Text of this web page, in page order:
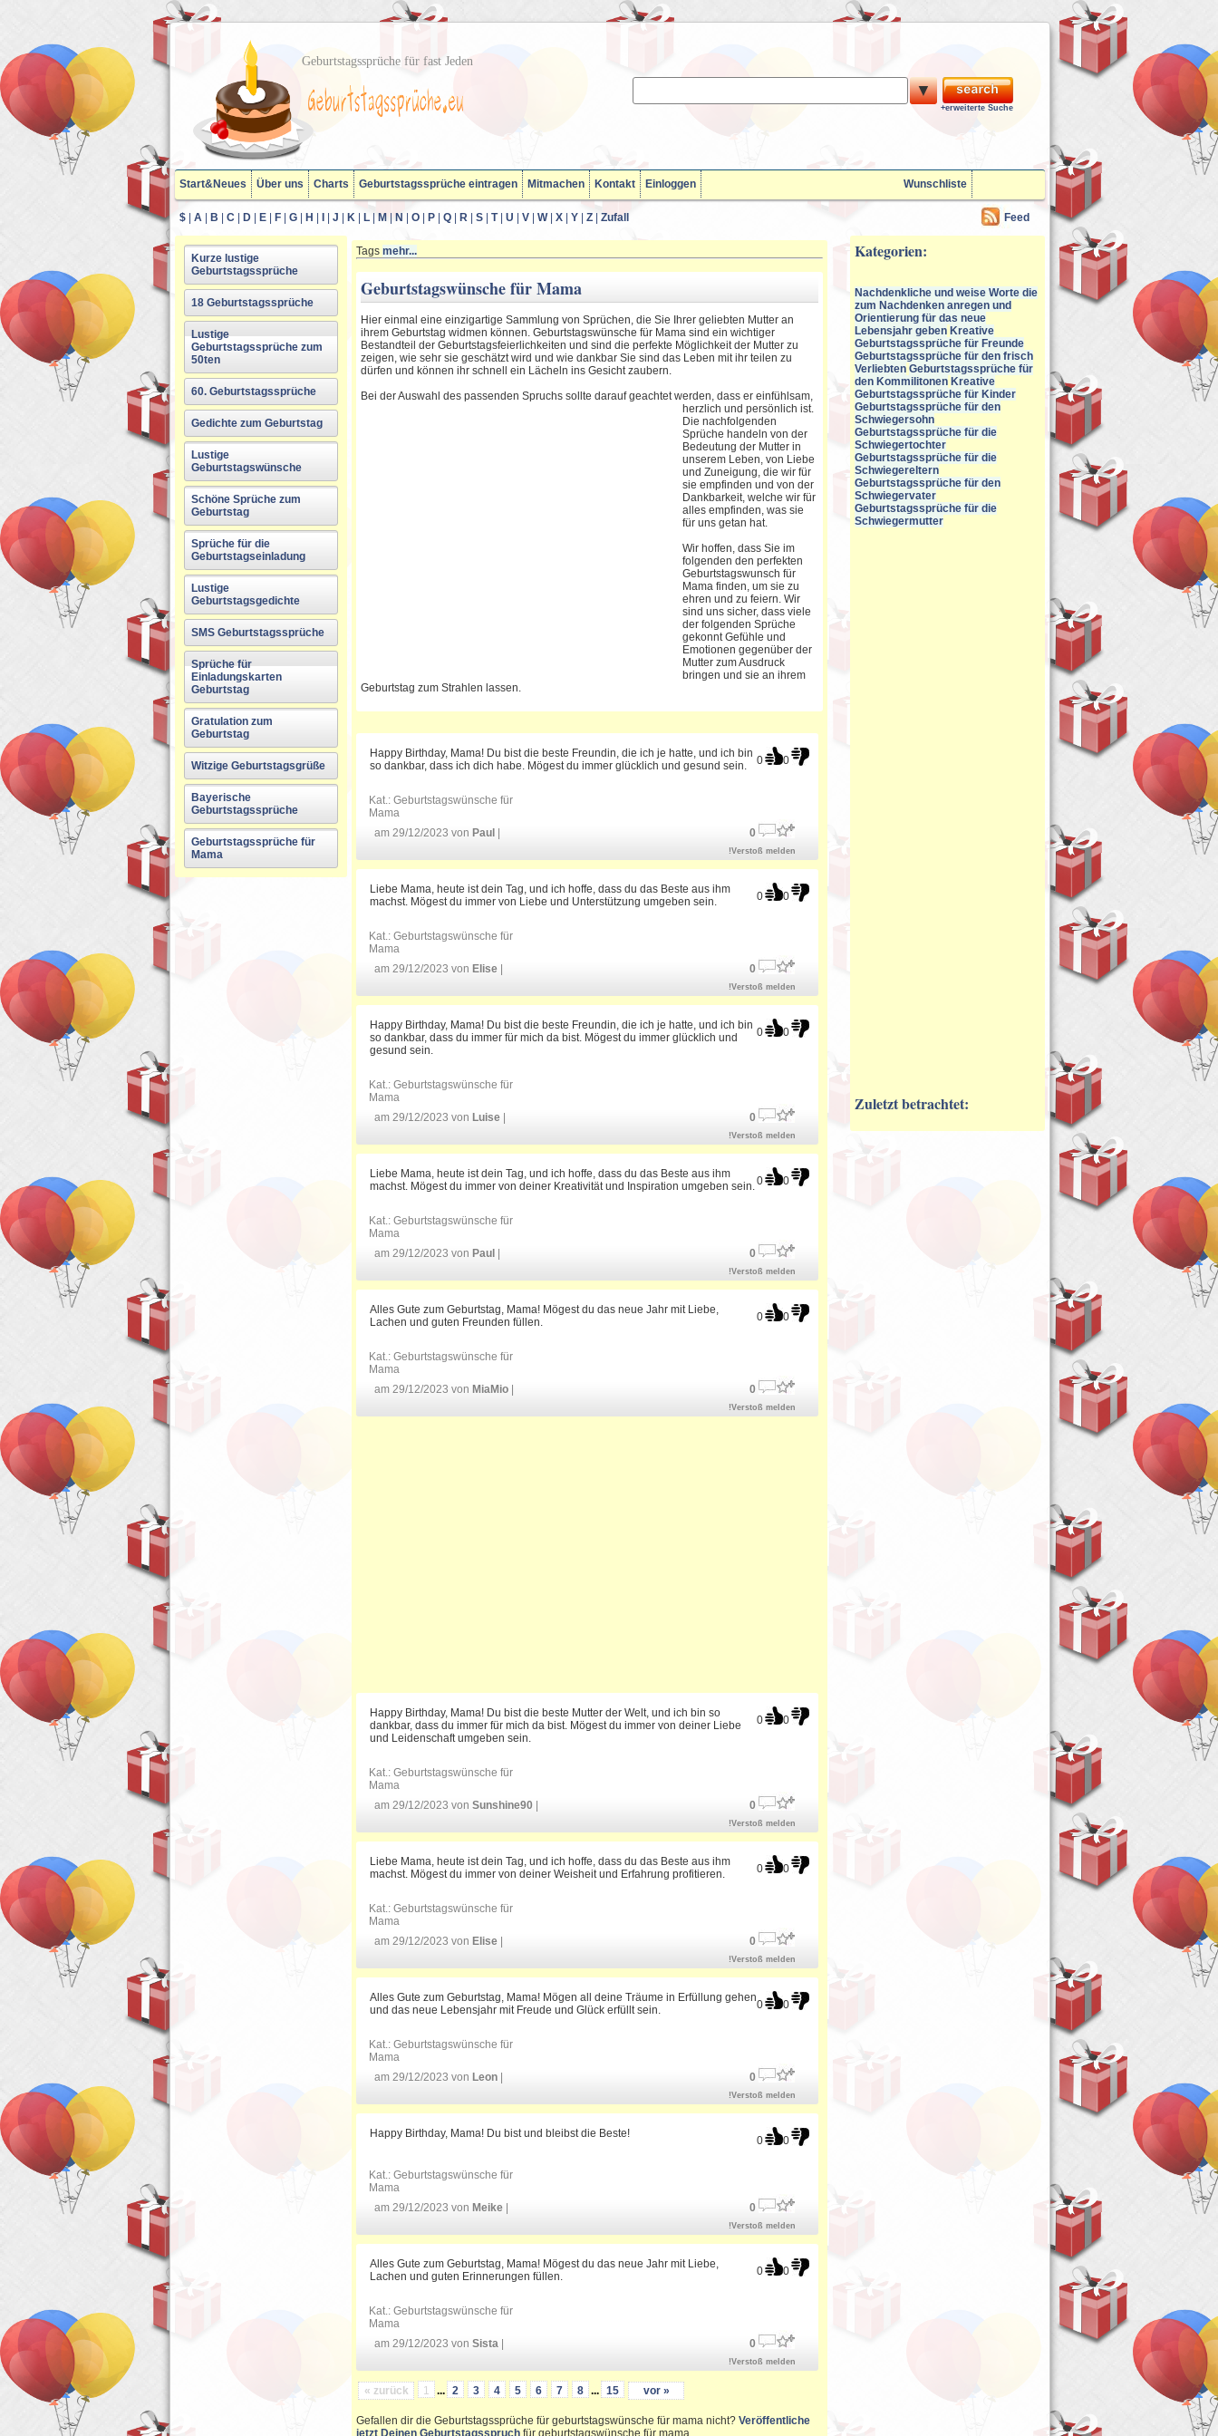
Geburtstagssprüche für fast Jeden
▼
+erweiterte Suche
Start&Neues Über uns Charts Geburtstagssprüche eintragen Mitmachen Kontakt Einloggen Wunschliste
$ A B C D E F G H J K L M N O P Q R S T| U V W| X Y Z Zufall Feed
Kurze lustige
Geburtstagssprüche
18 Geburtstagssprüche
Lustige
Geburtstagssprüche zum
50ten
60. Geburtstagssprüche
Gedichte zum Geburtstag
Lustige
Geburtstagswünsche
Schöne Sprüche zum
Geburtstag
Sprüche für die
Geburtstagseinladung
Lustige
Geburtstagsgedichte
SMS Geburtstagssprüche
Sprüche für
Einladungskarten
Geburtstag
Gratulation zum
Geburtstag
Witzige Geburtstagsgrüße
Bayerische
Geburtstagssprüche
Geburtstagssprüche für
Mama
Tags mehr...
Geburtstagswünsche für Mama
Hier einmal eine einzigartige Sammlung von Sprüchen, die Sie Ihrer geliebten Mutter an
ihrem Geburtstag widmen können. Geburtstagswünsche für Mama sind ein wichtiger
Bestandteil der Geburtstagsfeierlichkeiten und sind die perfekte Möglichkeit der Mutter zu
zeigen, wie sehr sie geschätzt wird und wie dankbar Sie sind das Leben mit ihr teilen zu
dürfen und können ihr schnell ein Lächeln ins Gesicht zaubern.
Bei der Auswahl des passenden Spruchs sollte darauf geachtet werden, dass er einfühlsam,
herzlich und persönlich ist.
Die nachfolgenden
Sprüche handeln von der
Bedeutung der Mutter in
unserem Leben, von Liebe
und Zuneigung, die wir für
sie empfinden und von der
Dankbarkeit, welche wir für
alles empfinden, was sie
für uns getan hat.
Wir hoffen, dass Sie im
folgenden den perfekten
Geburtstagswunsch für
Mama finden, um sie zu
ehren und zu feiern. Wir
sind uns sicher, dass viele
der folgenden Sprüche
gekonnt Gefühle und
Emotionen gegenüber der
Mutter zum Ausdruck
bringen und sie an ihrem
Geburtstag zum Strahlen lassen.
0 0
Happy Birthday, Mama! Du bist die beste Freundin, die ich je hatte, und ich bin
so dankbar, dass ich dich habe. Mögest du immer glücklich und gesund sein.
Kat.: Geburtstagswünsche für
Mama
am 29/12/2023 von Paul 0
!Verstoß melden
0 0
Liebe Mama, heute ist dein Tag, und ich hoffe, dass du das Beste aus ihm
machst. Mögest du immer von Liebe und Unterstützung umgeben sein.
Kat.: Geburtstagswünsche für
Mama
am 29/12/2023 von Elise 0
!Verstoß melden
0 0
Happy Birthday, Mama! Du bist die beste Freundin, die ich je hatte, und ich bin
so dankbar, dass du immer für mich da bist. Mögest du immer glücklich und
gesund sein.
Kat.: Geburtstagswünsche für
Mama
am 29/12/2023 von Luise 0
!Verstoß melden
0 0
Liebe Mama, heute ist dein Tag, und ich hoffe, dass du das Beste aus ihm
machst. Mögest du immer von deiner Kreativität und Inspiration umgeben sein.
Kat.: Geburtstagswünsche für
Mama
am 29/12/2023 von Paul 0
!Verstoß melden
0 0
Alles Gute zum Geburtstag, Mama! Mögest du das neue Jahr mit Liebe,
Lachen und guten Freunden füllen.
Kat.: Geburtstagswünsche für
Mama
am 29/12/2023 von MiaMio 0
!Verstoß melden
0 0
Happy Birthday, Mama! Du bist die beste Mutter der Welt, und ich bin so
dankbar, dass du immer für mich da bist. Mögest du immer von deiner Liebe
und Leidenschaft umgeben sein.
Kat.: Geburtstagswünsche für
Mama
am 29/12/2023 von Sunshine90 0
!Verstoß melden
0 0
Liebe Mama, heute ist dein Tag, und ich hoffe, dass du das Beste aus ihm
machst. Mögest du immer von deiner Weisheit und Erfahrung profitieren.
Kat.: Geburtstagswünsche für
Mama
am 29/12/2023 von Elise 0
!Verstoß melden
0 0
Alles Gute zum Geburtstag, Mama! Mögen all deine Träume in Erfüllung gehen
und das neue Lebensjahr mit Freude und Glück erfüllt sein.
Kat.: Geburtstagswünsche für
Mama
am 29/12/2023 von Leon 0
!Verstoß melden
0 0
Happy Birthday, Mama! Du bist und bleibst die Beste!
Kat.: Geburtstagswünsche für
Mama
am 29/12/2023 von Meike 0
!Verstoß melden
0 0
Alles Gute zum Geburtstag, Mama! Mögest du das neue Jahr mit Liebe,
Lachen und guten Erinnerungen füllen.
Kat.: Geburtstagswünsche für
Mama
am 29/12/2023 von Sista 0
!Verstoß melden
« zurück 1 ... 2 3 4 5 6 7 8 ... 15 vor »
Gefallen dir die Geburtstagssprüche für geburtstagswünsche für mama nicht? Veröffentliche
jetzt Deinen Geburtstagsspruch für geburtstagswünsche für mama.
Kategorien:
Nachdenkliche und weise Worte die
zum Nachdenken anregen und
Orientierung für das neue
Lebensjahr geben Kreative
Geburtstagssprüche für Freunde
Geburtstagssprüche für den frisch
Verliebten Geburtstagssprüche für
den Kommilitonen Kreative
Geburtstagssprüche für Kinder
Geburtstagssprüche für den
Schwiegersohn
Geburtstagssprüche für die
Schwiegertochter
Geburtstagssprüche für die
Schwiegereltern
Geburtstagssprüche für den
Schwiegervater
Geburtstagssprüche für die
Schwiegermutter
Zuletzt betrachtet: